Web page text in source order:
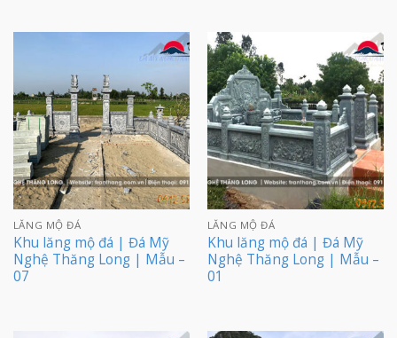
LĂNG MỘ ĐÁ
Khu lăng mộ đá | Đá Mỹ
Nghệ Thăng Long | Mẫu –
07
LĂNG MỘ ĐÁ
Khu lăng mộ đá | Đá Mỹ
Nghệ Thăng Long | Mẫu –
01